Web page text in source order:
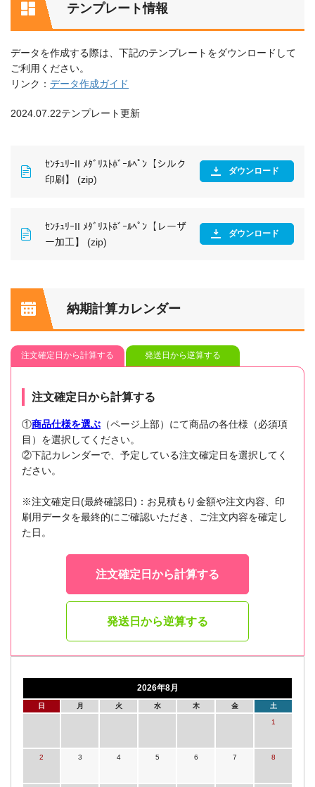
テンプレート情報
データを作成する際は、下記のテンプレートをダウンロードして
ご利用ください。
リンク： データ作成ガイド
2024.07.22テンプレート更新
ｾﾝﾁｭﾘｰII ﾒﾀﾞﾘｽﾄﾎﾞｰﾙﾍﾟﾝ【シルク
印刷】 (zip)
ダウンロード
ｾﾝﾁｭﾘｰII ﾒﾀﾞﾘｽﾄﾎﾞｰﾙﾍﾟﾝ【レーザ
ー加工】 (zip)
ダウンロード
納期計算カレンダー
注文確定日から計算する 発送日から逆算する
注文確定日から計算する
①商品仕様を選ぶ （ページ上部）にて商品の各仕様（必須項
目）を選択してください。
②下記カレンダーで、予定している注文確定日を選択してく
ださい。
※注文確定日(最終確認日)：お見積もり金額や注文内容、印
刷用データを最終的にご確認いただき、ご注文内容を確定し
た日。
注文確定日から計算する
発送日から逆算する
2026年8月
日 月 火 水 木 金 土
1
2 3 4 5 6 7 8